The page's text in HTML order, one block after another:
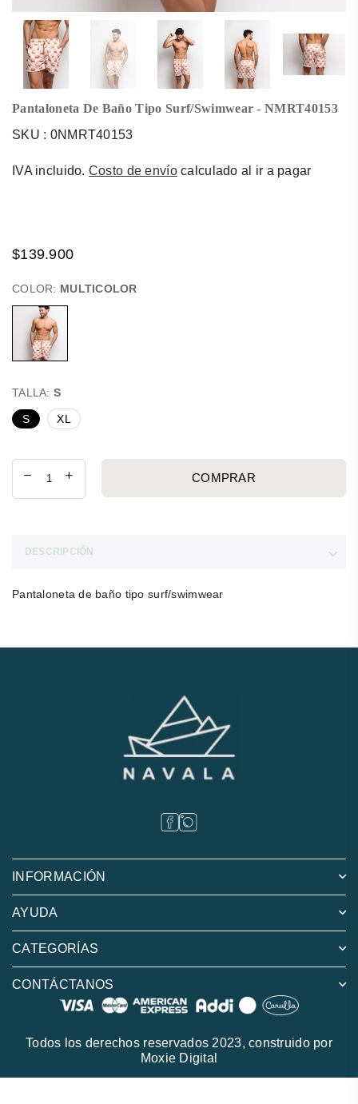
Pantaloneta De Baño Tipo Surf/swimwear - NMRT40153
SKU : 0NMRT40153
IVA incluido. Costo de envíocalculado al ir a pagar
Regular
$139.900
COLOR: MULTICOLOR
TALLA: S
S XL
COMPRAR
DESCRIPCIÓN
Pantaloneta de baño tipo surf/swimwear
INFORMACIÓN
AYUDA
CATEGORÍAS
CONTÁCTANOS
Todos los derechos reservados 2023, construido por
Moxie Digital